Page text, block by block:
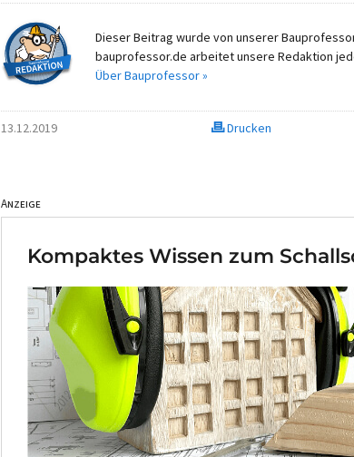
Dieser Beitrag wurde von unserer
bauprofessor.de arbeitet unsere Redaktion
Über Bauprofessor »
13.12.2019 Drucken
Anzeige
Kompaktes Wissen zum